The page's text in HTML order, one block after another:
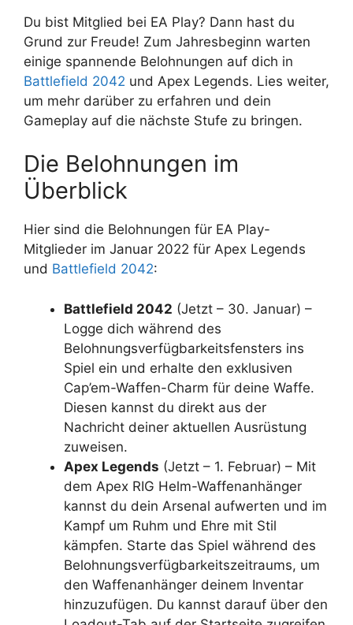
Du bist Mitglied bei EA Play? Dann hast du
Grund zur Freude! Zum Jahresbeginn warten
einige spannende Belohnungen auf dich in
Battlefield 2042 und Apex Legends. Lies weiter,
um mehr darüber zu erfahren und dein
Gameplay auf die nächste Stufe zu bringen.
Die Belohnungen im
Überblick
Hier sind die Belohnungen für EA Play-
Mitglieder im Januar 2022 für Apex Legends
und Battlefield 2042:
Battlefield 2042 (Jetzt – 30. Januar) –
Logge dich während des
Belohnungsverfügbarkeitsfensters ins
Spiel ein und erhalte den exklusiven
Cap’em-Waffen-Charm für deine Waffe.
Diesen kannst du direkt aus der
Nachricht deiner aktuellen Ausrüstung
zuweisen.
Apex Legends (Jetzt – 1. Februar) – Mit
dem Apex RIG Helm-Waffenanhänger
kannst du dein Arsenal aufwerten und im
Kampf um Ruhm und Ehre mit Stil
kämpfen. Starte das Spiel während des
Belohnungsverfügbarkeitszeitraums, um
den Waffenanhänger deinem Inventar
hinzuzufügen. Du kannst darauf über den